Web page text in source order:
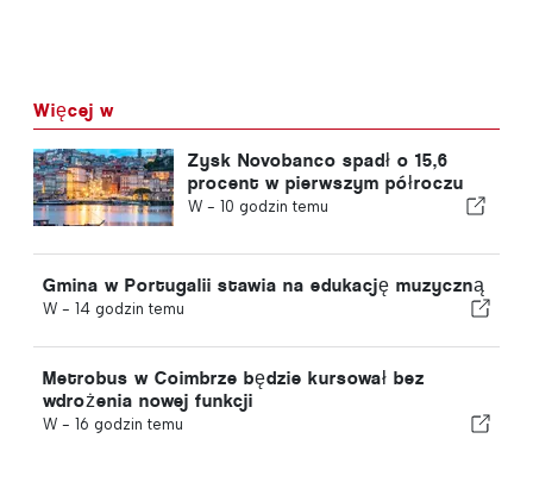
Więcej w
Zysk Novobanco spadł o 15,6
procent w pierwszym półroczu
W - 10 godzin temu
Gmina w Portugalii stawia na edukację muzyczną
W - 14 godzin temu
Metrobus w Coimbrze będzie kursował bez
wdrożenia nowej funkcji
W - 16 godzin temu